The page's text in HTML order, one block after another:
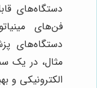
دستگاه‌های
فن‌های
دستگاه‌های
مثال، در یک
الکترونیکی و